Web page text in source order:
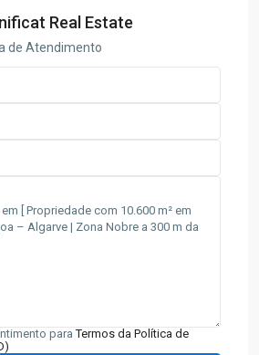
Real Estate
de Atendimento
paraTermos da Política de